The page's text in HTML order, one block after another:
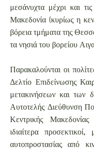
μεσάνυχτα μέχρι και
Μακεδονία (κυρίως η
βόρεια τμήματα της
τα νησιά του βορείου
Παρακαλούνται οι
Δελτίο Επιδείνωσης
μετακινήσεων και των
Αυτοτελής Διεύθυνση
Κεντρικής
ιδιαίτερα
αυτοπροστασίας από